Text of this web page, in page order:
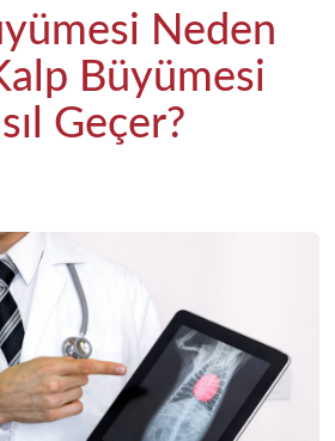
Neden
Büyümesi
Geçer?